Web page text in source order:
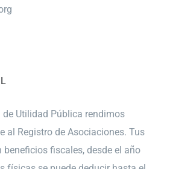
de Utilidad Pública rendimos
al Registro de Asociaciones. Tus
beneficios fiscales, desde el año